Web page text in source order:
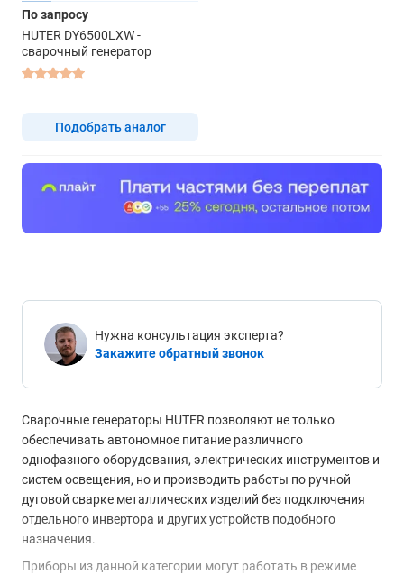
По запросу
HUTER DY6500LXW -
сварочный генератор
Подобрать аналог
Нужна консультация эксперта?
Закажите обратный звонок
Сварочные генераторы HUTER позволяют не только
обеспечивать автономное питание различного
однофазного оборудования, электрических инструментов и
систем освещения, но и производить работы по ручной
дуговой сварке металлических изделий без подключения
отдельного инвертора и других устройств подобного
назначения.
Приборы из данной категории могут работать в режиме